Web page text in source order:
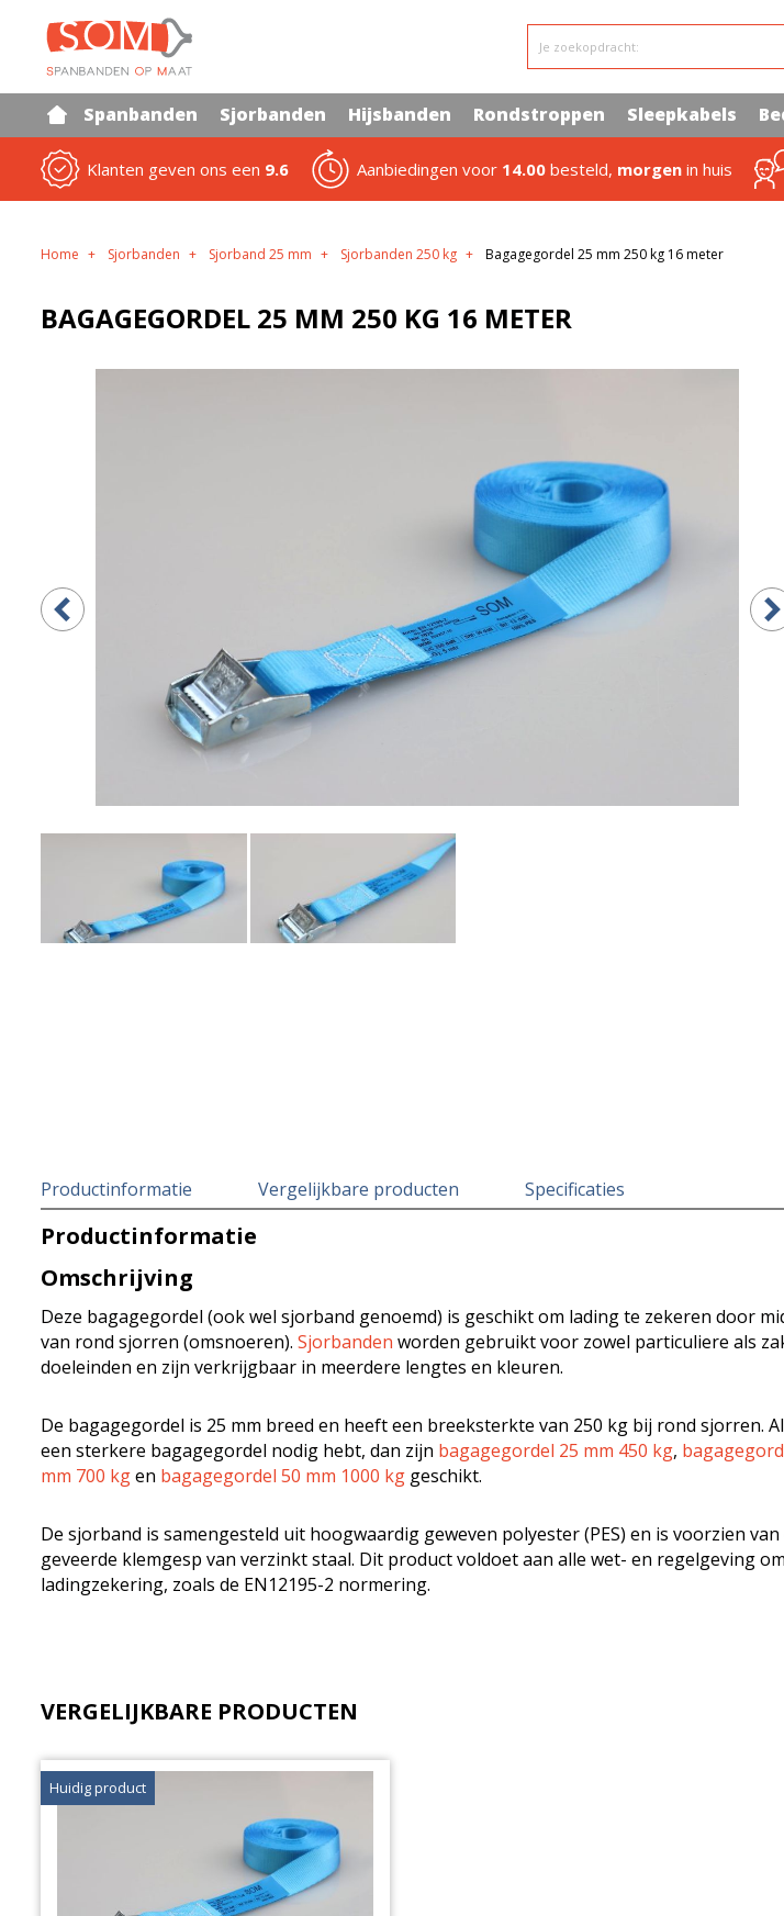
Je zoekopdracht:
Spanbanden Sjorbanden Hijsbanden Rondstroppen Sleepkabels
Klanten geven ons een 9.6 Aanbiedingen voor 14.00 besteld, morgen in huis
Home Sjorbanden Sjorband 25 mm Sjorbanden 250 kg Bagagegordel 25 mm 250 kg 16 meter
BAGAGEGORDEL 25 MM 250 KG 16 METER
Productinformatie Vergelijkbare producten Specificaties
Productinformatie
Omschrijving
Deze bagagegordel (ook wel sjorband genoemd) is geschikt om lading te zekeren door
van rond sjorren (omsnoeren). Sjorbanden worden gebruikt voor zowel particuliere als
doeleinden en zijn verkrijgbaar in meerdere lengtes en kleuren.
De bagagegordel is 25 mm breed en heeft een breeksterkte van 250 kg bij rond sjorren.
een sterkere bagagegordel nodig hebt, dan zijn bagagegordel 25 mm 450 kg,
mm 700 kgen bagagegordel 50 mm 1000 kg geschikt.
De sjorband is samengesteld uit hoogwaardig geweven polyester (PES) en is voorzien van
geveerde klemgesp van verzinkt staal. Dit product voldoet aan alle wet- en regelgeving
ladingzekering, zoals de EN12195-2 normering.
VERGELIJKBARE PRODUCTEN
Huidig product